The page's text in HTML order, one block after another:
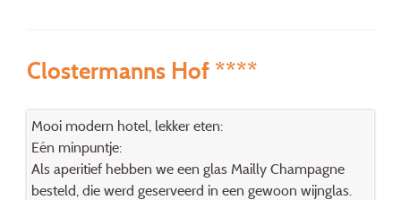
Clostermanns Hof ****
Mooi modern hotel, lekker eten:
Eén minpuntje:
Als aperitief hebben we een glas Mailly Champagne
besteld, die werd geserveerd in een gewoon wijnglas.